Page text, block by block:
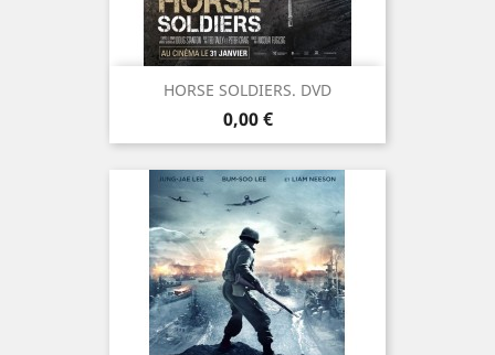
HORSE SOLDIERS. DVD
Prix
0,00 €